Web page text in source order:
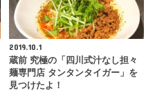
2019.10.1
蔵前 究極の「四川式汁なし担々
麺専門店 タンタンタイガー」を
見つけたよ！